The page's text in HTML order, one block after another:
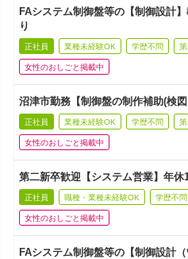
FAシステム制御盤等の【制御設計
り
正社員 業種未経験OK 学歴不問
女性のおしごと掲載中
沼津市勤務【制御盤の制作補助(検
正社員 業種未経験OK 学歴不問
女性のおしごと掲載中
第二新卒歓迎【システム営業】年休
正社員 職種・業種未経験OK 学歴不問
女性のおしごと掲載中
FAシステム制御盤等の【制御設計